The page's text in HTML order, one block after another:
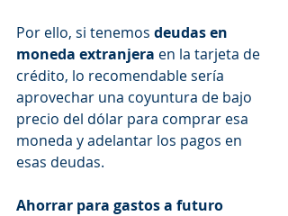
Por ello, si tenemos deudas en
moneda extranjera en la tarjeta de
crédito, lo recomendable sería
aprovechar una coyuntura de bajo
precio del dólar para comprar esa
moneda y adelantar los pagos en
esas deudas.
Ahorrar para gastos a futuro